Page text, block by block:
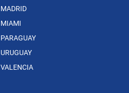
MADRID
MIAMI
PARAGUAY
URUGUAY
VALENCIA